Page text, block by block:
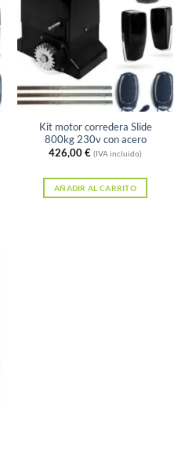
Kit motor corredera Slide
800kg 230v con acero
426,00€ (IVA incluido)
AÑADIR AL CARRITO